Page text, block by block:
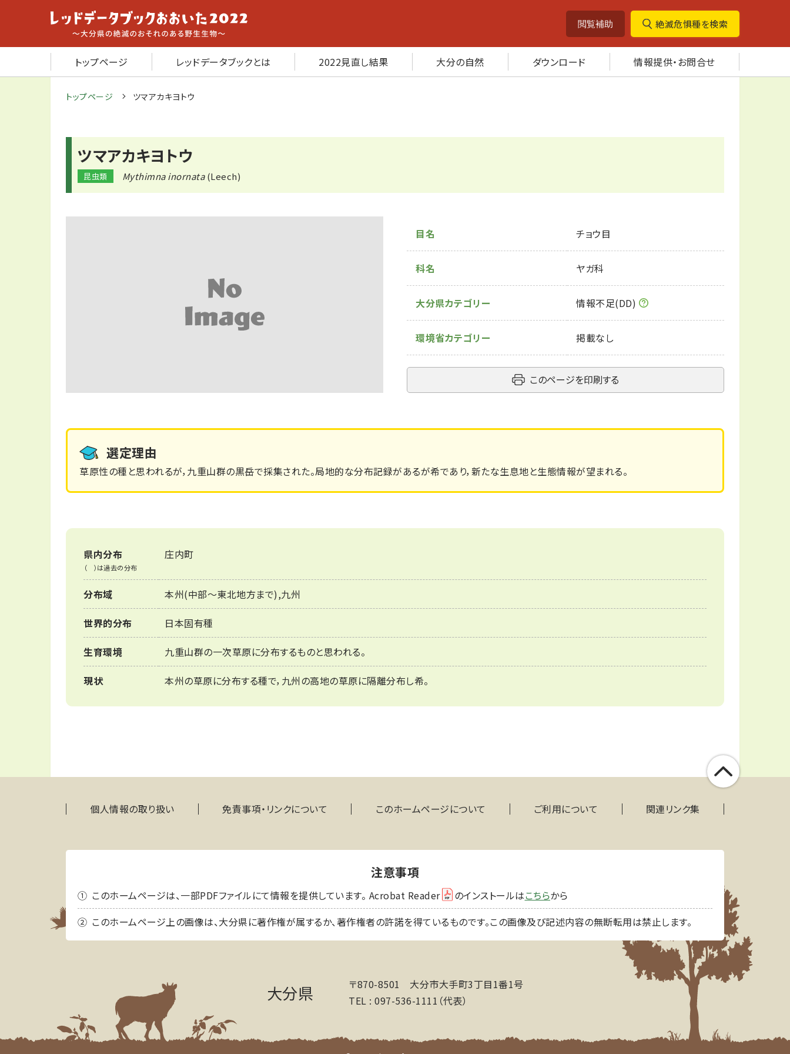
閲覧補助 絶滅危惧種を検索
トップページ レッドデータブックとは 2022見直し結果 大分の自然 ダウンロード 情報提供・お問合せ
トップページ ツマアカキヨトウ
ツマアカキヨトウ
昆虫類 Mythimna inornata(Leech)
目名 チョウ目
科名 ヤガ科
大分県カテゴリー 情報不足(DD)
環境省カテゴリー 掲載なし
このページを印刷する
選定理由
草原性の種と思われるが，九重山群の黒岳で採集された。局地的な分布記録があるが希であり，新たな生息地と生態情報が望まれる。
県内分布
（ ）は過去の分布
庄内町
分布域 本州(中部～東北地方まで),九州
世界的分布 日本固有種
生育環境 九重山群の一次草原に分布するものと思われる。
現状 本州の草原に分布する種で，九州の高地の草原に隔離分布し希。
個人情報の取り扱い 免責事項・リンクについて このホームページについて ご利用について 関連リンク集
注意事項
このホームページは、一部PDFファイルにて情報を提供しています。 Acrobat Reader のインストールはこちらから
このホームページ上の画像は、大分県に著作権が属するか、著作権者の許諾を得ているものです。この画像及び記述内容の無断転用は禁止します。
大分県
〒870-8501 大分市大手町3丁目1番1号
TEL : 097-536-1111（代表）